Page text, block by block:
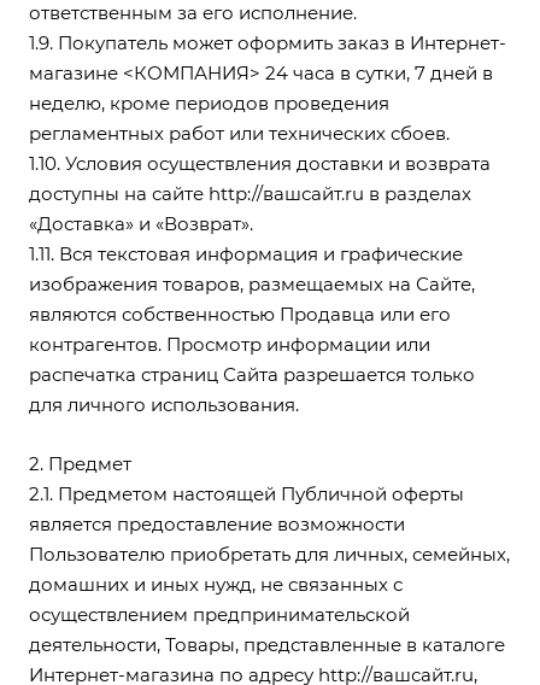
ответственным за его исполнение.
1.9. Покупатель может оформить заказ в Интернет-
магазине <КОМПАНИЯ> 24 часа в сутки, 7 дней в
неделю, кроме периодов проведения
регламентных работ или технических сбоев.
1.10. Условия осуществления доставки и возврата
доступны на сайте http://вашсайт.ru в разделах
«Доставка» и «Возврат».
1.11. Вся текстовая информация и графические
изображения товаров, размещаемых на Сайте,
являются собственностью Продавца или его
контрагентов. Просмотр информации или
распечатка страниц Сайта разрешается только
для личного использования.
2. Предмет
2.1. Предметом настоящей Публичной оферты
является предоставление возможности
Пользователю приобретать для личных, семейных,
домашних и иных нужд, не связанных с
осуществлением предпринимательской
деятельности, Товары, представленные в каталоге
Интернет-магазина по адресу http://вашсайт.ru,